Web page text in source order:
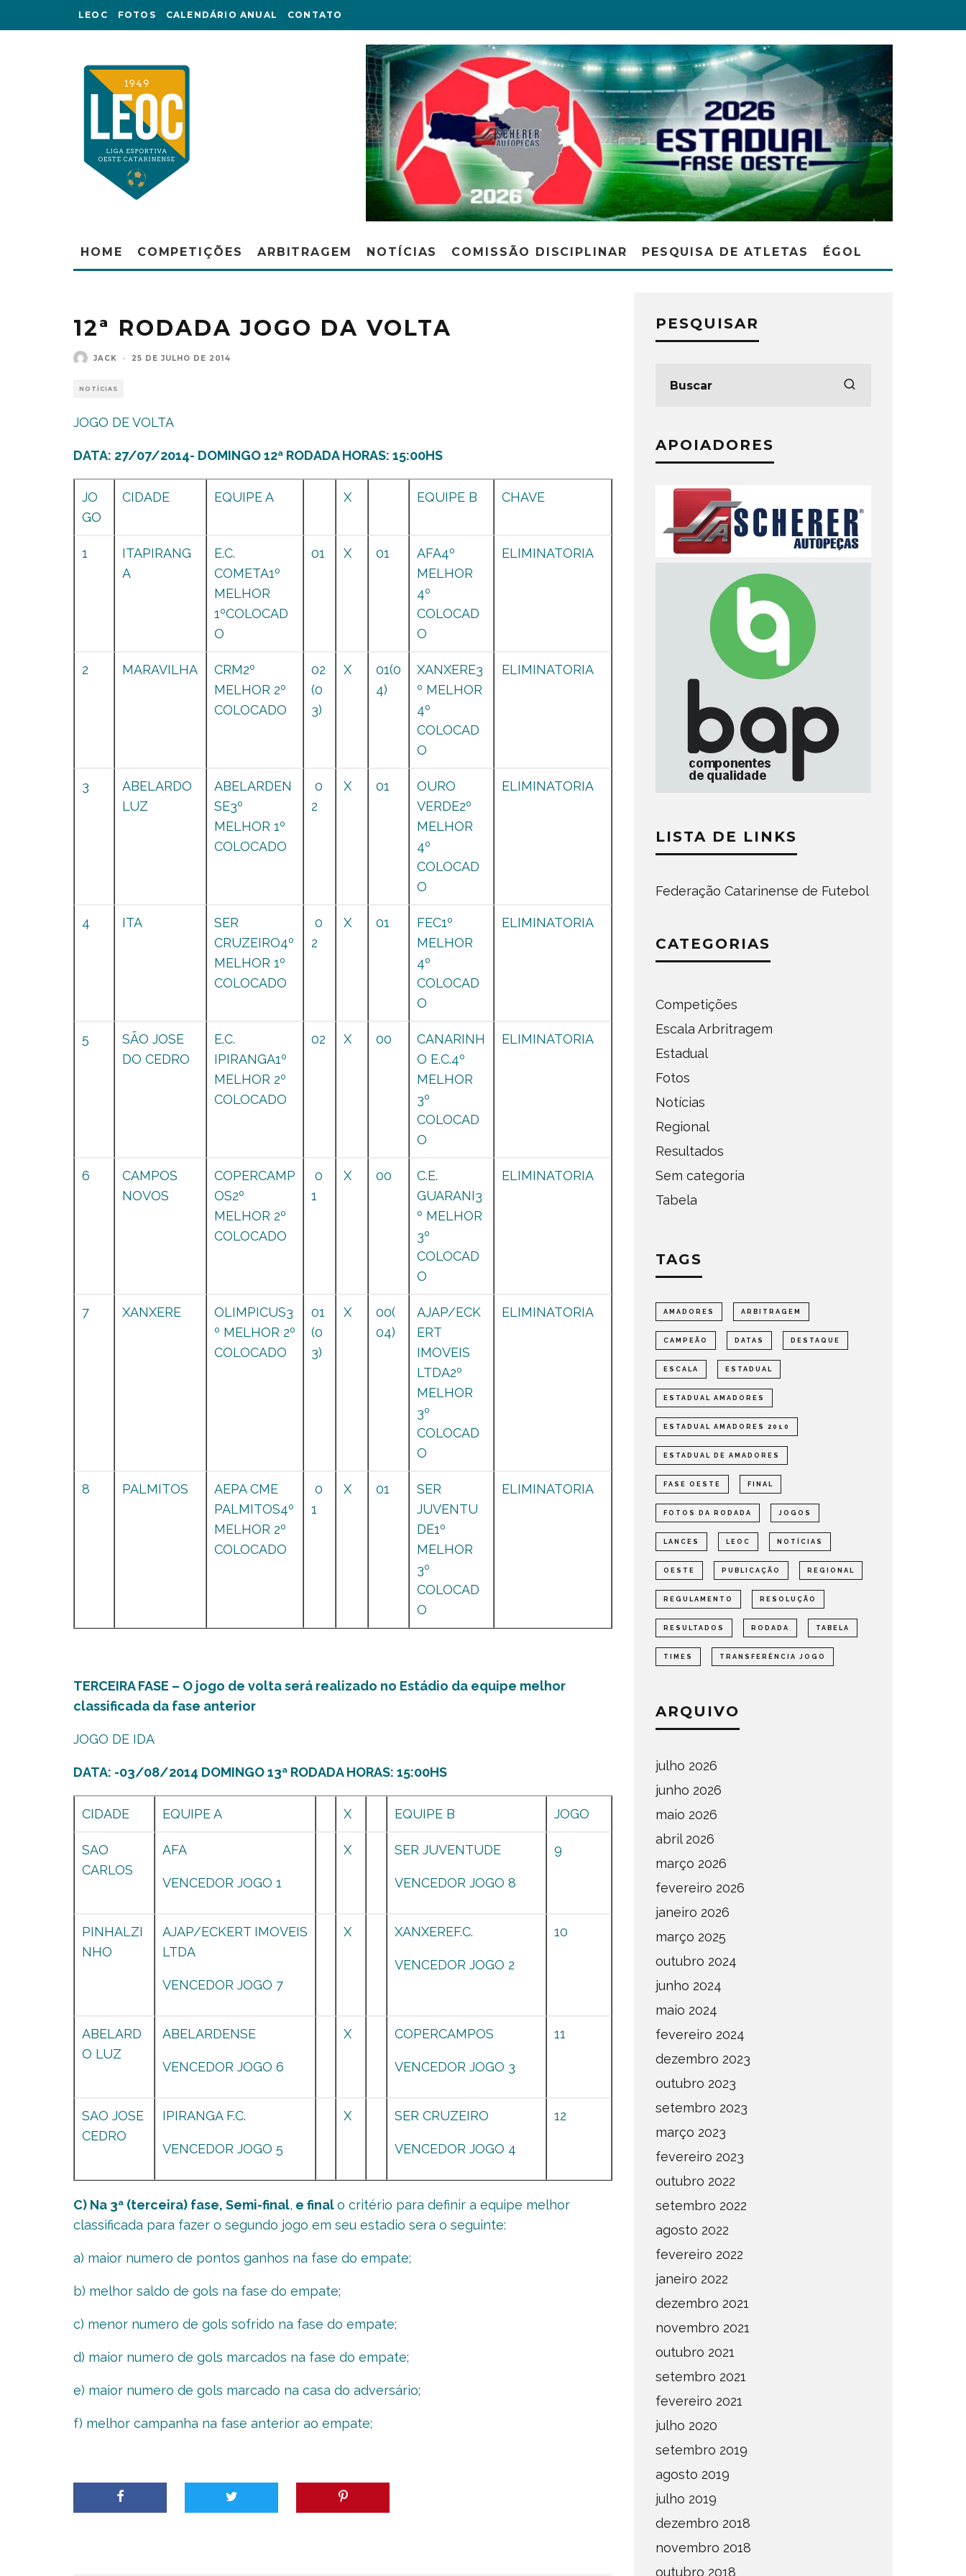
LEOC FOTOS CALENDÁRIO ANUAL CONTATO
HOME COMPETIÇÕES ARBITRAGEM NOTÍCIAS COMISSÃO DISCIPLINAR PESQUISA DE ATLETAS ÉGOL
12ª RODADA JOGO DA VOLTA
JACK · 25 DE JULHO DE 2014
NOTÍCIAS
JOGO DE VOLTA
DATA: 27/07/2014- DOMINGO 12ª RODADA HORAS: 15:00HS
JO
GO
CIDADE EQUIPE A X EQUIPE B CHAVE
1
ITAPIRANG
A
E.C.
COMETA1º
MELHOR
1ºCOLOCAD
O
01 X 01
AFA4º
MELHOR
4º
COLOCAD
O
ELIMINATORIA
2 MARAVILHA
CRM2º
MELHOR 2º
COLOCADO
02
(0
3)
X
01(0
4)
XANXERE3
º MELHOR
4º
COLOCAD
O
ELIMINATORIA
3
ABELARDO
LUZ
ABELARDEN
SE3º
MELHOR 1º
COLOCADO
0
2
X 01
OURO
VERDE2º
MELHOR
4º
COLOCAD
O
ELIMINATORIA
4 ITA
SER
CRUZEIRO4º
MELHOR 1º
COLOCADO
0
2
X 01
FEC1º
MELHOR
4º
COLOCAD
O
ELIMINATORIA
5
SÃO JOSE
DO CEDRO
E.C.
IPIRANGA1º
MELHOR 2º
COLOCADO
02 X 00
CANARINH
O E.C.4º
MELHOR
3º
COLOCAD
O
ELIMINATORIA
6
CAMPOS
NOVOS
COPERCAMP
OS2º
MELHOR 2º
COLOCADO
0
1
X 00
C.E.
GUARANI3
º MELHOR
3º
COLOCAD
O
ELIMINATORIA
7 XANXERE
OLIMPICUS3
º MELHOR 2º
COLOCADO
01
(0
3)
X
00(
04)
AJAP/ECK
ERT
IMOVEIS
LTDA2º
MELHOR
3º
COLOCAD
O
ELIMINATORIA
8 PALMITOS
AEPA CME
PALMITOS4º
MELHOR 2º
COLOCADO
0
1
X 01
SER
JUVENTU
DE1º
MELHOR
3º
COLOCAD
O
ELIMINATORIA
TERCEIRA FASE – O jogo de volta será realizado no Estádio da equipe melhor
classificada da fase anterior
JOGO DE IDA
DATA: -03/08/2014 DOMINGO 13ª RODADA HORAS: 15:00HS
CIDADE EQUIPE A X EQUIPE B JOGO
SAO
CARLOS
AFA
VENCEDOR JOGO 1
X SER JUVENTUDE
VENCEDOR JOGO 8
9
PINHALZI
NHO
AJAP/ECKERT IMOVEIS
LTDA
VENCEDOR JOGO 7
X XANXEREF.C.
VENCEDOR JOGO 2
10
ABELARD
O LUZ
ABELARDENSE
VENCEDOR JOGO 6
X COPERCAMPOS
VENCEDOR JOGO 3
11
SAO JOSE
CEDRO
IPIRANGA F.C.
VENCEDOR JOGO 5
X SER CRUZEIRO
VENCEDOR JOGO 4
12
C) Na 3ª (terceira) fase, Semi-final, e finalo critério para definir a equipe melhor
classificada para fazer o segundo jogo em seu estadio sera o seguinte:
a) maior numero de pontos ganhos na fase do empate;
b) melhor saldo de gols na fase do empate;
c) menor numero de gols sofrido na fase do empate;
d) maior numero de gols marcados na fase do empate;
e) maior numero de gols marcado na casa do adversário;
f) melhor campanha na fase anterior ao empate;
PESQUISAR
APOIADORES
LISTA DE LINKS
Federação Catarinense de Futebol
CATEGORIAS
Competições
Escala Arbritragem
Estadual
Fotos
Notícias
Regional
Resultados
Sem categoria
Tabela
TAGS
AMADORES ARBITRAGEM
CAMPEÃO DATAS DESTAQUE
ESCALA ESTADUAL
ESTADUAL AMADORES
ESTADUAL AMADORES 2010
ESTADUAL DE AMADORES
FASE OESTE FINAL
FOTOS DA RODADA JOGOS
LANCES LEOC NOTÍCIAS
OESTE PUBLICAÇÃO REGIONAL
REGULAMENTO RESOLUÇÃO
RESULTADOS RODADA TABELA
TIMES TRANSFERÊNCIA JOGO
ARQUIVO
julho 2026
junho 2026
maio 2026
abril 2026
março 2026
fevereiro 2026
janeiro 2026
março 2025
outubro 2024
junho 2024
maio 2024
fevereiro 2024
dezembro 2023
outubro 2023
setembro 2023
março 2023
fevereiro 2023
outubro 2022
setembro 2022
agosto 2022
fevereiro 2022
janeiro 2022
dezembro 2021
novembro 2021
outubro 2021
setembro 2021
fevereiro 2021
julho 2020
setembro 2019
agosto 2019
julho 2019
dezembro 2018
novembro 2018
outubro 2018